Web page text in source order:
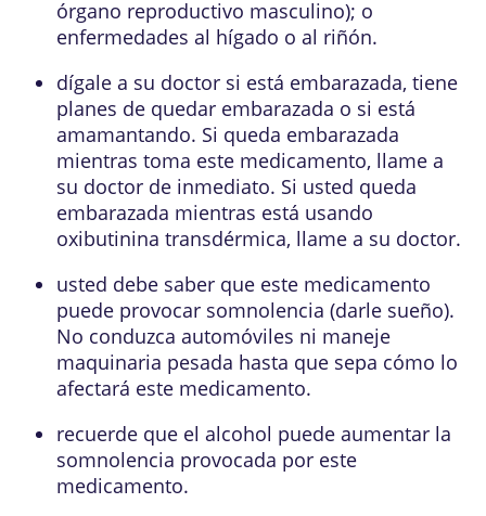
órgano reproductivo masculino); o
enfermedades al hígado o al riñón.
dígale a su doctor si está embarazada, tiene
planes de quedar embarazada o si está
amamantando. Si queda embarazada
mientras toma este medicamento, llame a
su doctor de inmediato. Si usted queda
embarazada mientras está usando
oxibutinina transdérmica, llame a su doctor.
usted debe saber que este medicamento
puede provocar somnolencia (darle sueño).
No conduzca automóviles ni maneje
maquinaria pesada hasta que sepa cómo lo
afectará este medicamento.
recuerde que el alcohol puede aumentar la
somnolencia provocada por este
medicamento.